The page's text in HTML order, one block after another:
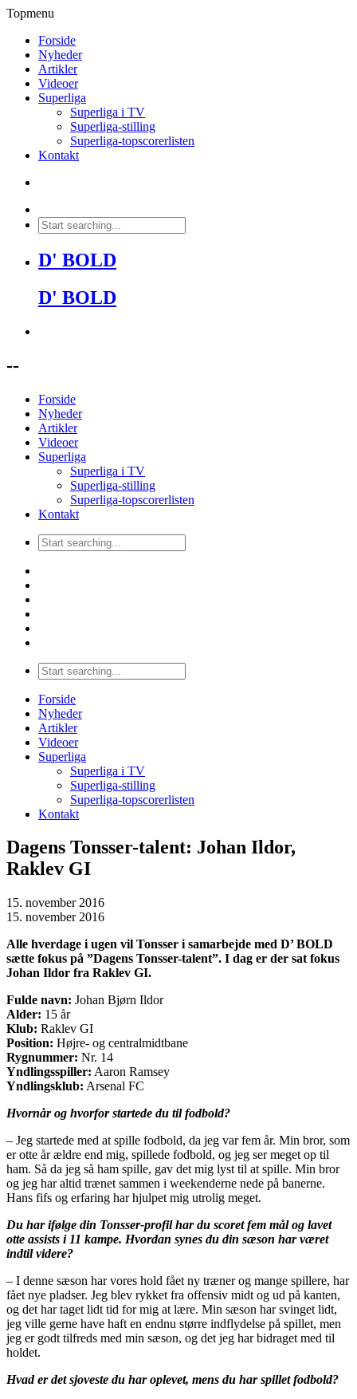
Topmenu
Forside
Nyheder
Artikler
Videoer
Superliga
Superliga i TV
Superliga-stilling
Superliga-topscorerlisten
Kontakt
D' BOLD
D' BOLD
--
Forside
Nyheder
Artikler
Videoer
Superliga
Superliga i TV
Superliga-stilling
Superliga-topscorerlisten
Kontakt
Forside
Nyheder
Artikler
Videoer
Superliga
Superliga i TV
Superliga-stilling
Superliga-topscorerlisten
Kontakt
Dagens Tonsser-talent: Johan Ildor,
Raklev GI
15. november 2016
15. november 2016
Alle hverdage i ugen vil Tonsser i samarbejde med D’ BOLD
sætte fokus på ”Dagens Tonsser-talent”. I dag er der sat fokus
Johan Ildor fra Raklev GI.
Fulde navn: Johan Bjørn Ildor
Alder: 15 år
Klub: Raklev GI
Position: Højre- og centralmidtbane
Rygnummer: Nr. 14
Yndlingsspiller: Aaron Ramsey
Yndlingsklub: Arsenal FC
Hvornår og hvorfor startede du til fodbold?
– Jeg startede med at spille fodbold, da jeg var fem år. Min bror, som
er otte år ældre end mig, spillede fodbold, og jeg ser meget op til
ham. Så da jeg så ham spille, gav det mig lyst til at spille. Min bror
og jeg har altid trænet sammen i weekenderne nede på banerne.
Hans fifs og erfaring har hjulpet mig utrolig meget.
Du har ifølge din Tonsser-profil har du scoret fem mål og lavet
otte assists i 11 kampe. Hvordan synes du din sæson har været
indtil videre?
– I denne sæson har vores hold fået ny træner og mange spillere, har
fået nye pladser. Jeg blev rykket fra offensiv midt og ud på kanten,
og det har taget lidt tid for mig at lære. Min sæson har svinget lidt,
jeg ville gerne have haft en endnu større indflydelse på spillet, men
jeg er godt tilfreds med min sæson, og det jeg har bidraget med til
holdet.
Hvad er det sjoveste du har oplevet, mens du har spillet fodbold?